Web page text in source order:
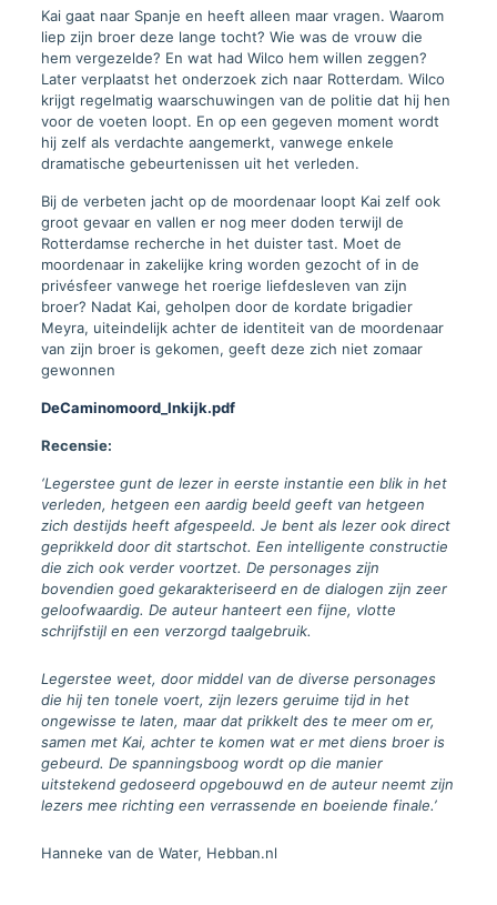
Kai gaat naar Spanje en heeft alleen maar vragen. Waarom
liep zijn broer deze lange tocht? Wie was de vrouw die
hem vergezelde? En wat had Wilco hem willen zeggen?
Later verplaatst het onderzoek zich naar Rotterdam. Wilco
krijgt regelmatig waarschuwingen van de politie dat hij hen
voor de voeten loopt. En op een gegeven moment wordt
hij zelf als verdachte aangemerkt, vanwege enkele
dramatische gebeurtenissen uit het verleden.
Bij de verbeten jacht op de moordenaar loopt Kai zelf ook
groot gevaar en vallen er nog meer doden terwijl de
Rotterdamse recherche in het duister tast. Moet de
moordenaar in zakelijke kring worden gezocht of in de
privésfeer vanwege het roerige liefdesleven van zijn
broer? Nadat Kai, geholpen door de kordate brigadier
Meyra, uiteindelijk achter de identiteit van de moordenaar
van zijn broer is gekomen, geeft deze zich niet zomaar
gewonnen
DeCaminomoord_Inkijk.pdf
Recensie:
‘Legerstee gunt de lezer in eerste instantie een blik in het
verleden, hetgeen een aardig beeld geeft van hetgeen
zich destijds heeft afgespeeld. Je bent als lezer ook direct
geprikkeld door dit startschot. Een intelligente constructie
die zich ook verder voortzet. De personages zijn
bovendien goed gekarakteriseerd en de dialogen zijn zeer
geloofwaardig. De auteur hanteert een fijne, vlotte
schrijfstijl en een verzorgd taalgebruik.
Legerstee weet, door middel van de diverse personages
die hij ten tonele voert, zijn lezers geruime tijd in het
ongewisse te laten, maar dat prikkelt des te meer om er,
samen met Kai, achter te komen wat er met diens broer is
gebeurd. De spanningsboog wordt op die manier
uitstekend gedoseerd opgebouwd en de auteur neemt zijn
lezers mee richting een verrassende en boeiende finale.’
Hanneke van de Water, Hebban.nl